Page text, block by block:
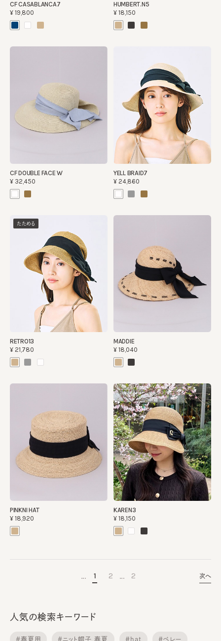
CF CASABLANCA7
¥19,800
HUMBERT.N5
¥18,150
CF DOUBLE FACE W
¥32,450
YELL BRAID7
¥24,860
たためる
RETRO13
¥21,780
MADDIE
¥18,040
PINKNI HAT
¥18,920
KAREN3
¥18,150
… 1 2 … 2 次へ
人気の検索キーワード
#春夏用 #ニット帽子 春夏 #hat #ベレー